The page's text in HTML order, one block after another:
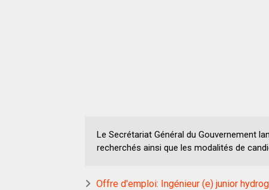
Le Secrétariat Général du Gouvernement
recherchés ainsi que les modalités de
Offre d'emploi: Ingénieur (e) junior